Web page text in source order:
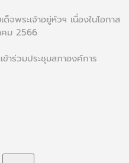
จพระเจ้าอยู่หัวฯ เนื่องในโอกาส
คม 2566
าร่วมประชุมสภาองค์การ